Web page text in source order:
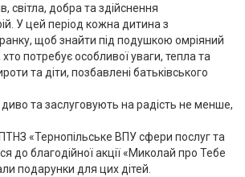
світла, добра та здійснення
У цей період кожна дитина з
щоб знайти під подушкою омріяний
потребує особливої уваги, тепла та
та діти, позбавлені батьківського
та заслуговують на радість не менше,
«Тернопільське ВПУ сфери послуг та
до благодійної акції «Миколай про Тебе
подарунки для цих дітей.